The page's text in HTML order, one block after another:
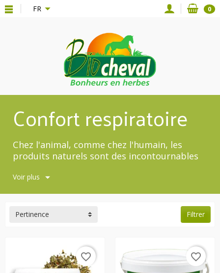
{**} FR 0
Confort respiratoire
Chez l'animal, comme chez l'humain, les
produits naturels sont des incontournables
meilleures plantes pour le confort
Voir plus
Filtrer
Pertinence
favorite_border favorite_border